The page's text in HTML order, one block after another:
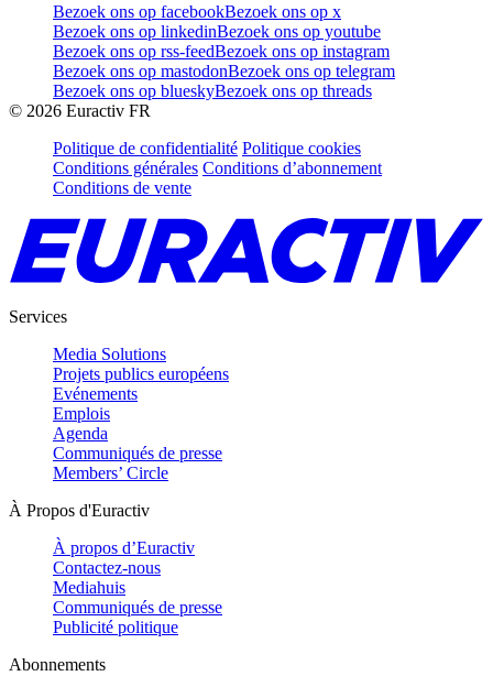
Bezoek ons op facebookBezoek ons op x
Bezoek ons op linkedinBezoek ons op youtube
Bezoek ons op rss-feedBezoek ons op instagram
Bezoek ons op mastodonBezoek ons op telegram
Bezoek ons op blueskyBezoek ons op threads
© 2026 Euractiv FR
Politique de confidentialité Politique cookies
Conditions générales Conditions d’abonnement
Conditions de vente
Services
Media Solutions
Projets publics européens
Evénements
Emplois
Agenda
Communiqués de presse
Members’ Circle
À Propos d'Euractiv
À propos d’Euractiv
Contactez-nous
Mediahuis
Communiqués de presse
Publicité politique
Abonnements